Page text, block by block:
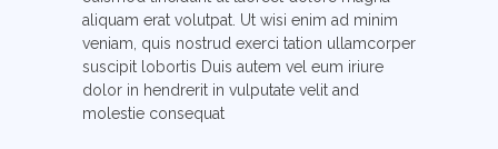
aliquam erat volutpat. Ut wisi enim ad minim
veniam, quis nostrud exerci tation ullamcorper
suscipit lobortis Duis autem vel eum iriure
dolor in hendrerit in vulputate velit and
molestie consequat